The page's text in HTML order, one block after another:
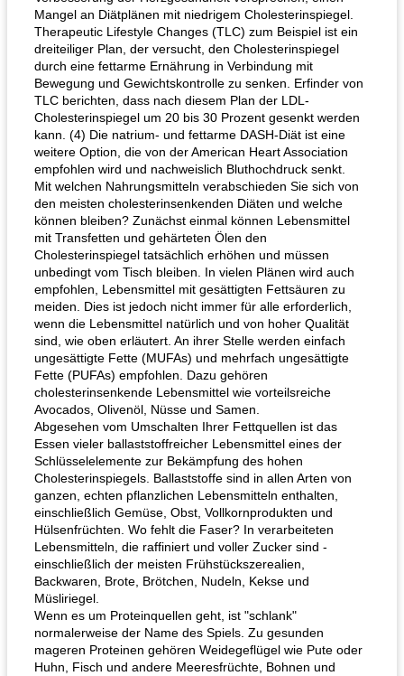
Hühnchen, Süßkartoffelsuppe
Mangel an Diätplänen mit niedrigem Cholesterinspiegel.
Therapeutic Lifestyle Changes (TLC) zum Beispiel ist ein
dreiteiliger Plan, der versucht, den Cholesterinspiegel
durch eine fettarme Ernährung in Verbindung mit
Bewegung und Gewichtskontrolle zu senken. Erfinder von
TLC berichten, dass nach diesem Plan der LDL-
Cholesterinspiegel um 20 bis 30 Prozent gesenkt werden
kann. (4) Die natrium- und fettarme DASH-Diät ist eine
weitere Option, die von der American Heart Association
empfohlen wird und nachweislich Bluthochdruck senkt.
Mit welchen Nahrungsmitteln verabschieden Sie sich von
den meisten cholesterinsenkenden Diäten und welche
können bleiben? Zunächst einmal können Lebensmittel
mit Transfetten und gehärteten Ölen den
Cholesterinspiegel tatsächlich erhöhen und müssen
unbedingt vom Tisch bleiben. In vielen Plänen wird auch
empfohlen, Lebensmittel mit gesättigten Fettsäuren zu
meiden. Dies ist jedoch nicht immer für alle erforderlich,
wenn die Lebensmittel natürlich und von hoher Qualität
sind, wie oben erläutert. An ihrer Stelle werden einfach
ungesättigte Fette (MUFAs) und mehrfach ungesättigte
Fette (PUFAs) empfohlen. Dazu gehören
cholesterinsenkende Lebensmittel wie vorteilsreiche
Avocados, Olivenöl, Nüsse und Samen.
Abgesehen vom Umschalten Ihrer Fettquellen ist das
Essen vieler ballaststoffreicher Lebensmittel eines der
Schlüsselelemente zur Bekämpfung des hohen
Cholesterinspiegels. Ballaststoffe sind in allen Arten von
ganzen, echten pflanzlichen Lebensmitteln enthalten,
einschließlich Gemüse, Obst, Vollkornprodukten und
Hülsenfrüchten. Wo fehlt die Faser? In verarbeiteten
Lebensmitteln, die raffiniert und voller Zucker sind -
einschließlich der meisten Frühstückszerealien,
Backwaren, Brote, Brötchen, Nudeln, Kekse und
Müsliriegel.
Wenn es um Proteinquellen geht, ist "schlank"
normalerweise der Name des Spiels. Zu gesunden
mageren Proteinen gehören Weidegeflügel wie Pute oder
Huhn, Fisch und andere Meeresfrüchte, Bohnen und